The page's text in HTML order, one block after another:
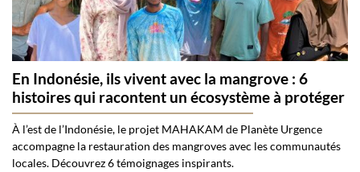
En Indonésie, ils vivent avec la mangrove : 6
histoires qui racontent un écosystème à protéger
À l’est de l’Indonésie, le projet MAHAKAM de Planète Urgence
accompagne la restauration des mangroves avec les communautés
locales. Découvrez 6 témoignages inspirants.